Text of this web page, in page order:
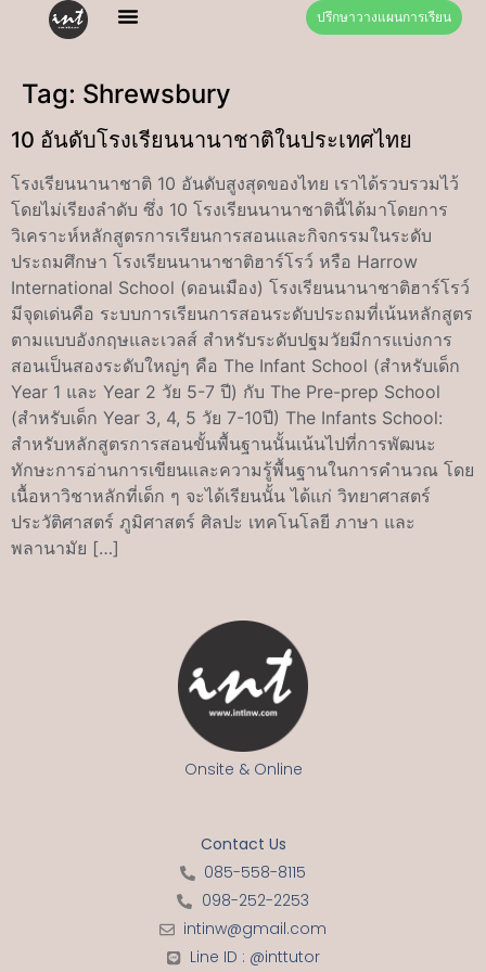
ปรึกษาวางแผนการเรียน
Tag: Shrewsbury
10 อันดับโรงเรียนนานาชาติในประเทศไทย
โรงเรียนนานาชาติ 10 อันดับสูงสุดของไทย เราได้รวบรวมไว้
โดยไม่เรียงลำดับ ซึ่ง 10 โรงเรียนนานาชาตินี้ได้มาโดยการ
วิเคราะห์หลักสูตรการเรียนการสอนและกิจกรรมในระดับ
ประถมศึกษา โรงเรียนนานาชาติฮาร์โรว์ หรือ Harrow
International School (ดอนเมือง) โรงเรียนนานาชาติฮาร์โรว์
มีจุดเด่นคือ ระบบการเรียนการสอนระดับประถมที่เน้นหลักสูตร
ตามแบบอังกฤษและเวลส์ สำหรับระดับปฐมวัยมีการแบ่งการ
สอนเป็นสองระดับใหญ่ๆ คือ The Infant School (สำหรับเด็ก
Year 1 และ Year 2 วัย 5-7 ปี) กับ The Pre-prep School
(สำหรับเด็ก Year 3, 4, 5 วัย 7-10ปี) The Infants School:
สำหรับหลักสูตรการสอนขั้นพื้นฐานนั้นเน้นไปที่การพัฒนะ
ทักษะการอ่านการเขียนและความรู้พื้นฐานในการคำนวณ โดย
เนื้อหาวิชาหลักที่เด็ก ๆ จะได้เรียนนั้น ได้แก่ วิทยาศาสตร์
ประวัติศาสตร์ ภูมิศาสตร์ ศิลปะ เทคโนโลยี ภาษา และ
พลานามัย […]
Onsite & Online
Contact Us
085-558-8115
098-252-2253
intinw@gmail.com
Line ID : @inttutor